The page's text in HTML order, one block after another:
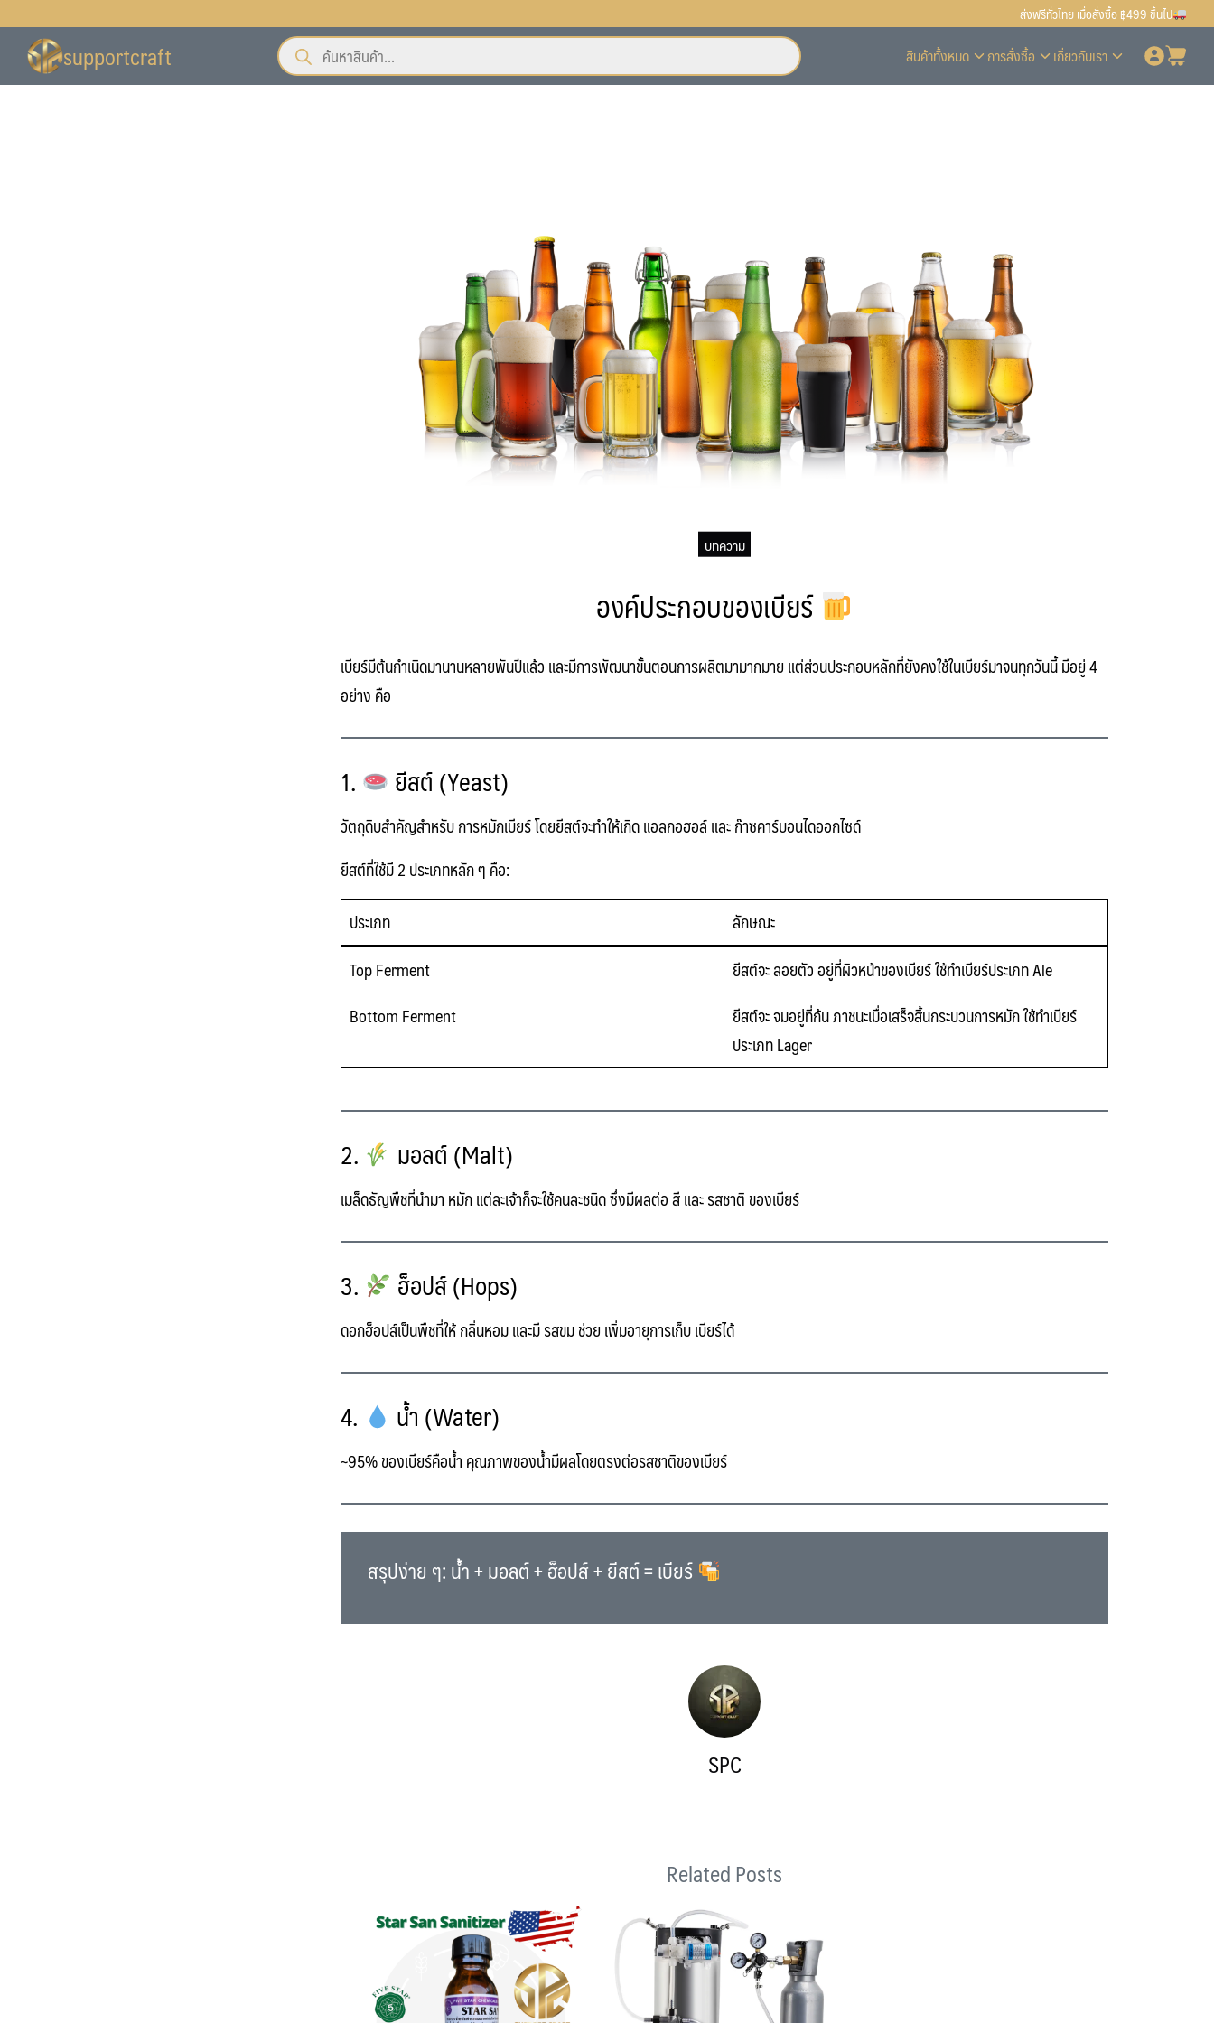
to
content
ส่งฟรีทั่วไทย เมื่อสั่งซื้อ ฿499 ขึ้นไป
supportcraft Products
search สินค้าทั้งหมด การสั่งซื้อ เกี่ยวกับเรา
บทความ
องค์ประกอบของเบียร์
เบียร์มีต้นกำเนิดมานานหลายพันปีแล้ว และมีการพัฒนาขั้นตอนการผลิตมามากมาย แต่ส่วนประกอบหลักที่ยังคงใช้ในเบียร์มาจนทุกวันนี้ มีอยู่4
อย่างคือ
1. ยีสต์ (Yeast)
วัตถุดิบสำคัญสำหรับการหมักเบียร์โดยยีสต์จะทำให้เกิดแอลกอฮอล์และก๊าซคาร์บอนไดออกไซด์
ยีสต์ที่ใช้มี2 ประเภทหลัก ๆ คือ:
ประเภท
ลักษณะ
Top Ferment
ยีสต์จะลอยตัวอยู่ที่ผิวหน้าของเบียร์ ใช้ทำเบียร์ประเภทAle
Bottom Ferment
ยีสต์จะจมอยู่ที่ก้นภาชนะเมื่อเสร็จสิ้นกระบวนการหมัก ใช้ทำเบียร์
ประเภทLager
2. มอลต์ (Malt)
เมล็ดธัญพืชที่นำมาหมักแต่ละเจ้าก็จะใช้คนละชนิด ซึ่งมีผลต่อสีและรสชาติของเบียร์
3. ฮ็อปส์ (Hops)
ดอกฮ็อปส์เป็นพืชที่ให้กลิ่นหอมและมีรสขมช่วยเพิ่มอายุการเก็บเบียร์ได้
4. น้ำ (Water)
~95%ของเบียร์คือน้ำ คุณภาพของน้ำมีผลโดยตรงต่อรสชาติของเบียร์
สรุปง่าย ๆ:น้ำ + มอลต์ + ฮ็อปส์ + ยีสต์ = เบียร์
SPC
Related Posts